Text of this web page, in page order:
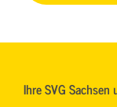
Ihre SVG